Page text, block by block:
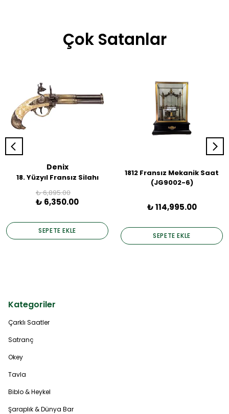
Çok Satanlar
Denix
18. Yüzyıl Fransız Silahı
₺ 6,895.00
₺ 6,350.00
SEPETE EKLE
1812 Fransız Mekanik Saat
(JG9002-6)
₺ 114,995.00
SEPETE EKLE
Kategoriler
Çarklı Saatler
Satranç
Okey
Tavla
Biblo & Heykel
Şaraplık & Dünya Bar